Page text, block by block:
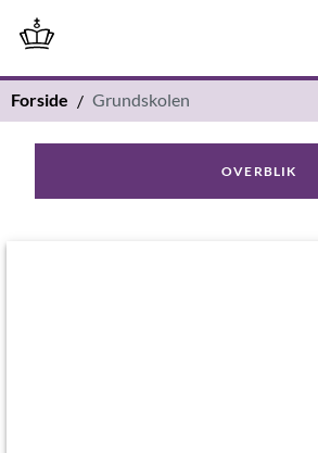
Forside Grundskolen
OVERBLIK